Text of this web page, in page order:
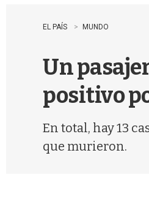
EL PAÍS MUNDO
Un
positivo
En total, hay 13
que murieron.